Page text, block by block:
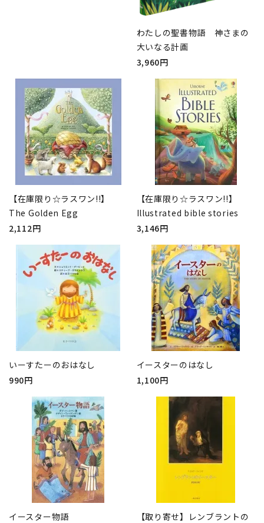
わたしの聖書物語 神さまの
大いなる計画
3,960円
【在庫限り☆ラスワン!!】
The Golden Egg
2,112円
【在庫限り☆ラスワン!!】
Illustrated bible stories
3,146円
いーすたーのおはなし
990円
イースターのはなし
1,100円
イースター物語
【取り寄せ】レンブラントの